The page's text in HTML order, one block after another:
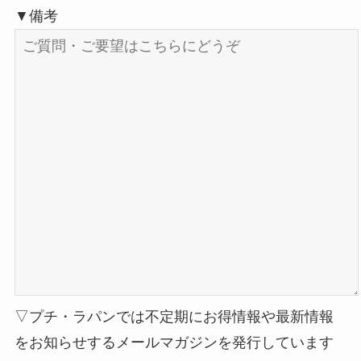
▼備考
▽プチ・ラパンでは不定期にお得情報や最新情報
をお知らせするメールマガジンを発行しています